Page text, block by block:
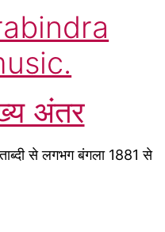
अंतर
से लगभग बंगला 1881 से